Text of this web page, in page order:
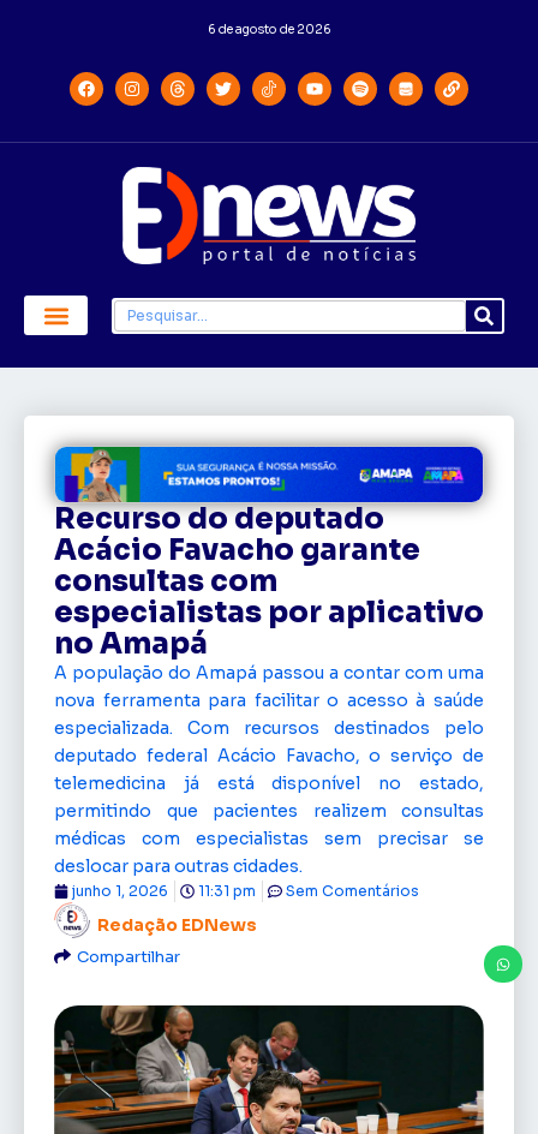
6 de agosto de 2026
Recurso do deputado
Acácio Favacho garante
consultas com
especialistas por aplicativo
no Amapá
A população do Amapá passou a contar com uma
nova ferramenta para facilitar o acesso à saúde
especializada. Com recursos destinados pelo
deputado federal Acácio Favacho, o serviço de
telemedicina já está disponível no estado,
permitindo que pacientes realizem consultas
médicas com especialistas sem precisar se
deslocar para outras cidades.
Redação EDNews
junho 1, 2026 11:31 pm Sem Comentários
Compartilhar